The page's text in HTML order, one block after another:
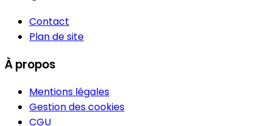
Contact
Plan de site
À propos
Mentions légales
Gestion des cookies
CGU